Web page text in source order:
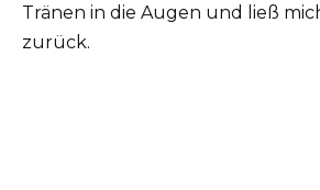
Tränen in die Augen und ließ
zurück.